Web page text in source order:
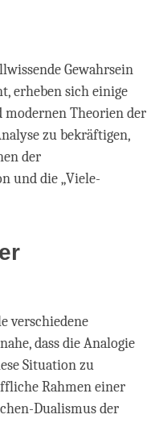
Gewahrsein
erheben sich einige
modernen Theorien der
zu bekräftigen,
der
und die „Viele-
verschiedene
dass die Analogie
Situation zu
Rahmen einer
Dualismus der